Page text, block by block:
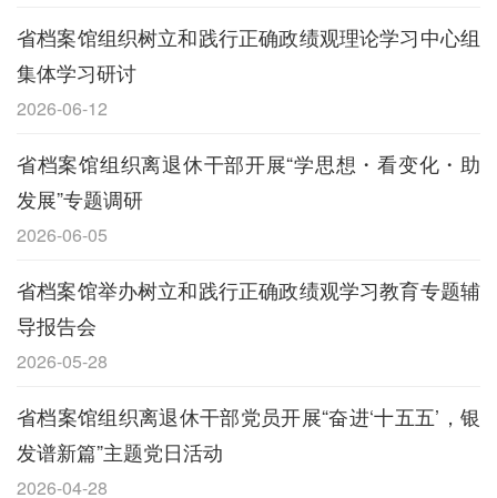
省档案馆组织树立和践行正确政绩观理论学习中心组
集体学习研讨
2026-06-12
省档案馆组织离退休干部开展“学思想・看变化・助
发展”专题调研
2026-06-05
省档案馆举办树立和践行正确政绩观学习教育专题辅
导报告会
2026-05-28
省档案馆组织离退休干部党员开展“奋进‘十五五’，银
发谱新篇”主题党日活动
2026-04-28